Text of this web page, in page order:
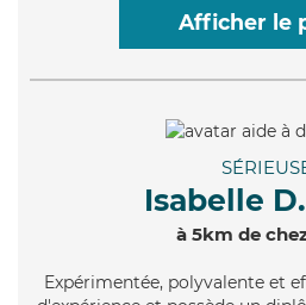
Afficher le
Isabelle
à 5km de
Expérimentée, polyvalente et